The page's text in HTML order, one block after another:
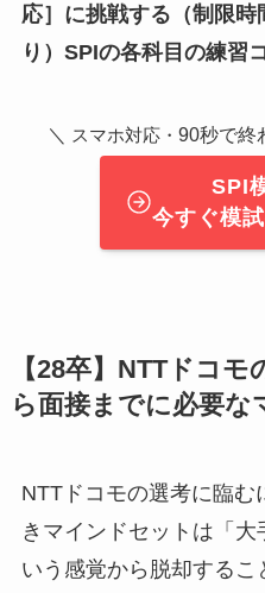
応］ に挑戦する（制限
り）SPIの各科目の練習
＼ スマホ対応・ 90秒で終
SPI
今すぐ模
【28卒】NTTドコ
ら面接までに必要な
NTTドコモの選考に臨
きマインドセットは「
いう感覚から脱却する